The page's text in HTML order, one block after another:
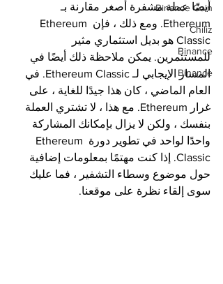
Binance Coin
Chiliz
Binance
Binance
أيضًا عملة مشفرة أصغر مقارنة بـ
Ethereum. ومع ذلك ، فإن Ethereum
Classic هو بديل استثماري مثير
للمستثمرين. يمكن ملاحظة ذلك أيضًا في
المسار الإيجابي لـ Ethereum Classic. في
العام الماضي ، كان هذا جيدًا للغاية ، على
غرار Ethereum. مع هذا ، لا تشتري العملة
بنفسك ، ولكن لا يزال بإمكانك المشاركة
واحدًا لواحد في تطوير دورة Ethereum
Classic. إذا كنت مهتمًا بمعلومات إضافية
حول موضوع وسطاء التشفير ، فما عليك
سوى إلقاء نظرة على موقعنا.